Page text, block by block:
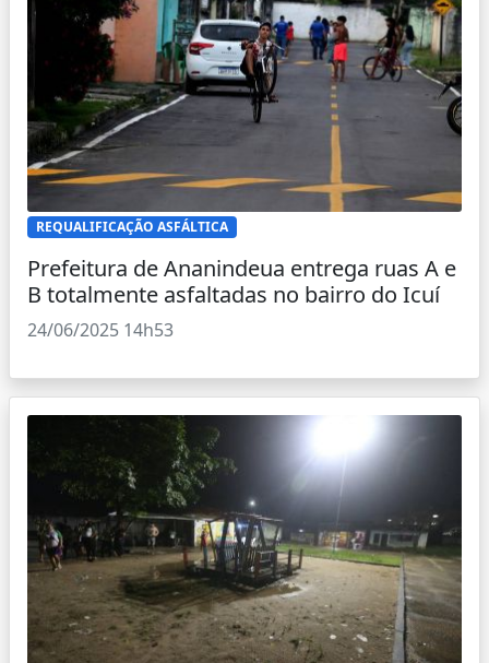
REQUALIFICAÇÃO ASFÁLTICA
Prefeitura de Ananindeua entrega ruas A e
B totalmente asfaltadas no bairro do Icuí
24/06/2025 14h53